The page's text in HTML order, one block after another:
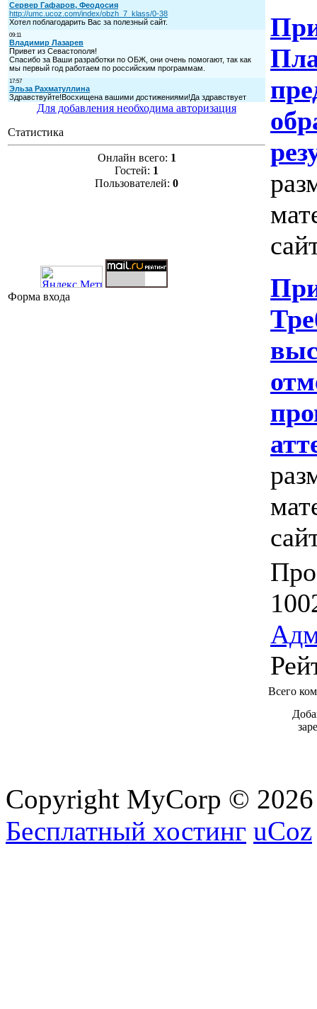
Для добавления необходима авторизация
Статистика
Онлайн всего: 1
Гостей: 1
Пользователей: 0
Форма входа
Всего
Copyright MyCorp © 2026
Бесплатный хостинг uCoz